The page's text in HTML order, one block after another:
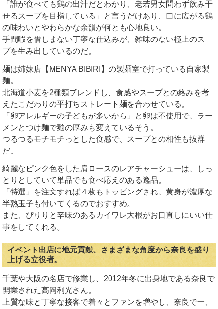
「誰が食べても鶏の出汁だとわかり、老若男女問わず飲み干
せるスープを目指している」と言うだけあり、口に広がる鶏
の味わいとやわらかな余韻が何とも心地良い。
手間暇を惜しまない丁寧な仕込みが、雑味のない極上のスー
プを生み出しているのだ。
麺は姉妹店【MENYA BIBIRI】の製麺室で打っている自家製
麺。
北海道小麦を2種類ブレンドし、食感やスープとの絡みを考
えたこだわりの平打ちストレート麺を合わせている。
「卵アレルギーの子どもが多いから」と卵は不使用で、ラー
メンとつけ麺で麺の厚みも変えているそう。
つるつるモチモチっとした食感で、スープとの相性も抜群
だ。
綺麗なピンク色をした肩ロースのレアチャーシューは、しっ
とりとしていて単品でも食べ応えのある逸品。
「特選」を注文すれば４枚もトッピングされ、黄身が濃厚な
半熟玉子も付いてくるのでおすすめ。
また、ぴりりと辛味のあるカイワレ大根がお口直しにいい仕
事をしてくれる。
イベント出店に地元貢献、さまざまな角度から奈良を盛り
上げる立役者。
千葉や大阪の名店で修業し、2012年冬に出身地である奈良で
開業された髙岡利光さん。
上質な味と丁寧な接客で着々とファンを増やし、奈良で一、